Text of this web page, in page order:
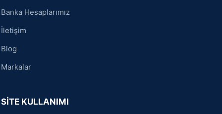
Banka Hesaplarımız
İletişim
Blog
Markalar
SİTE KULLANIMI